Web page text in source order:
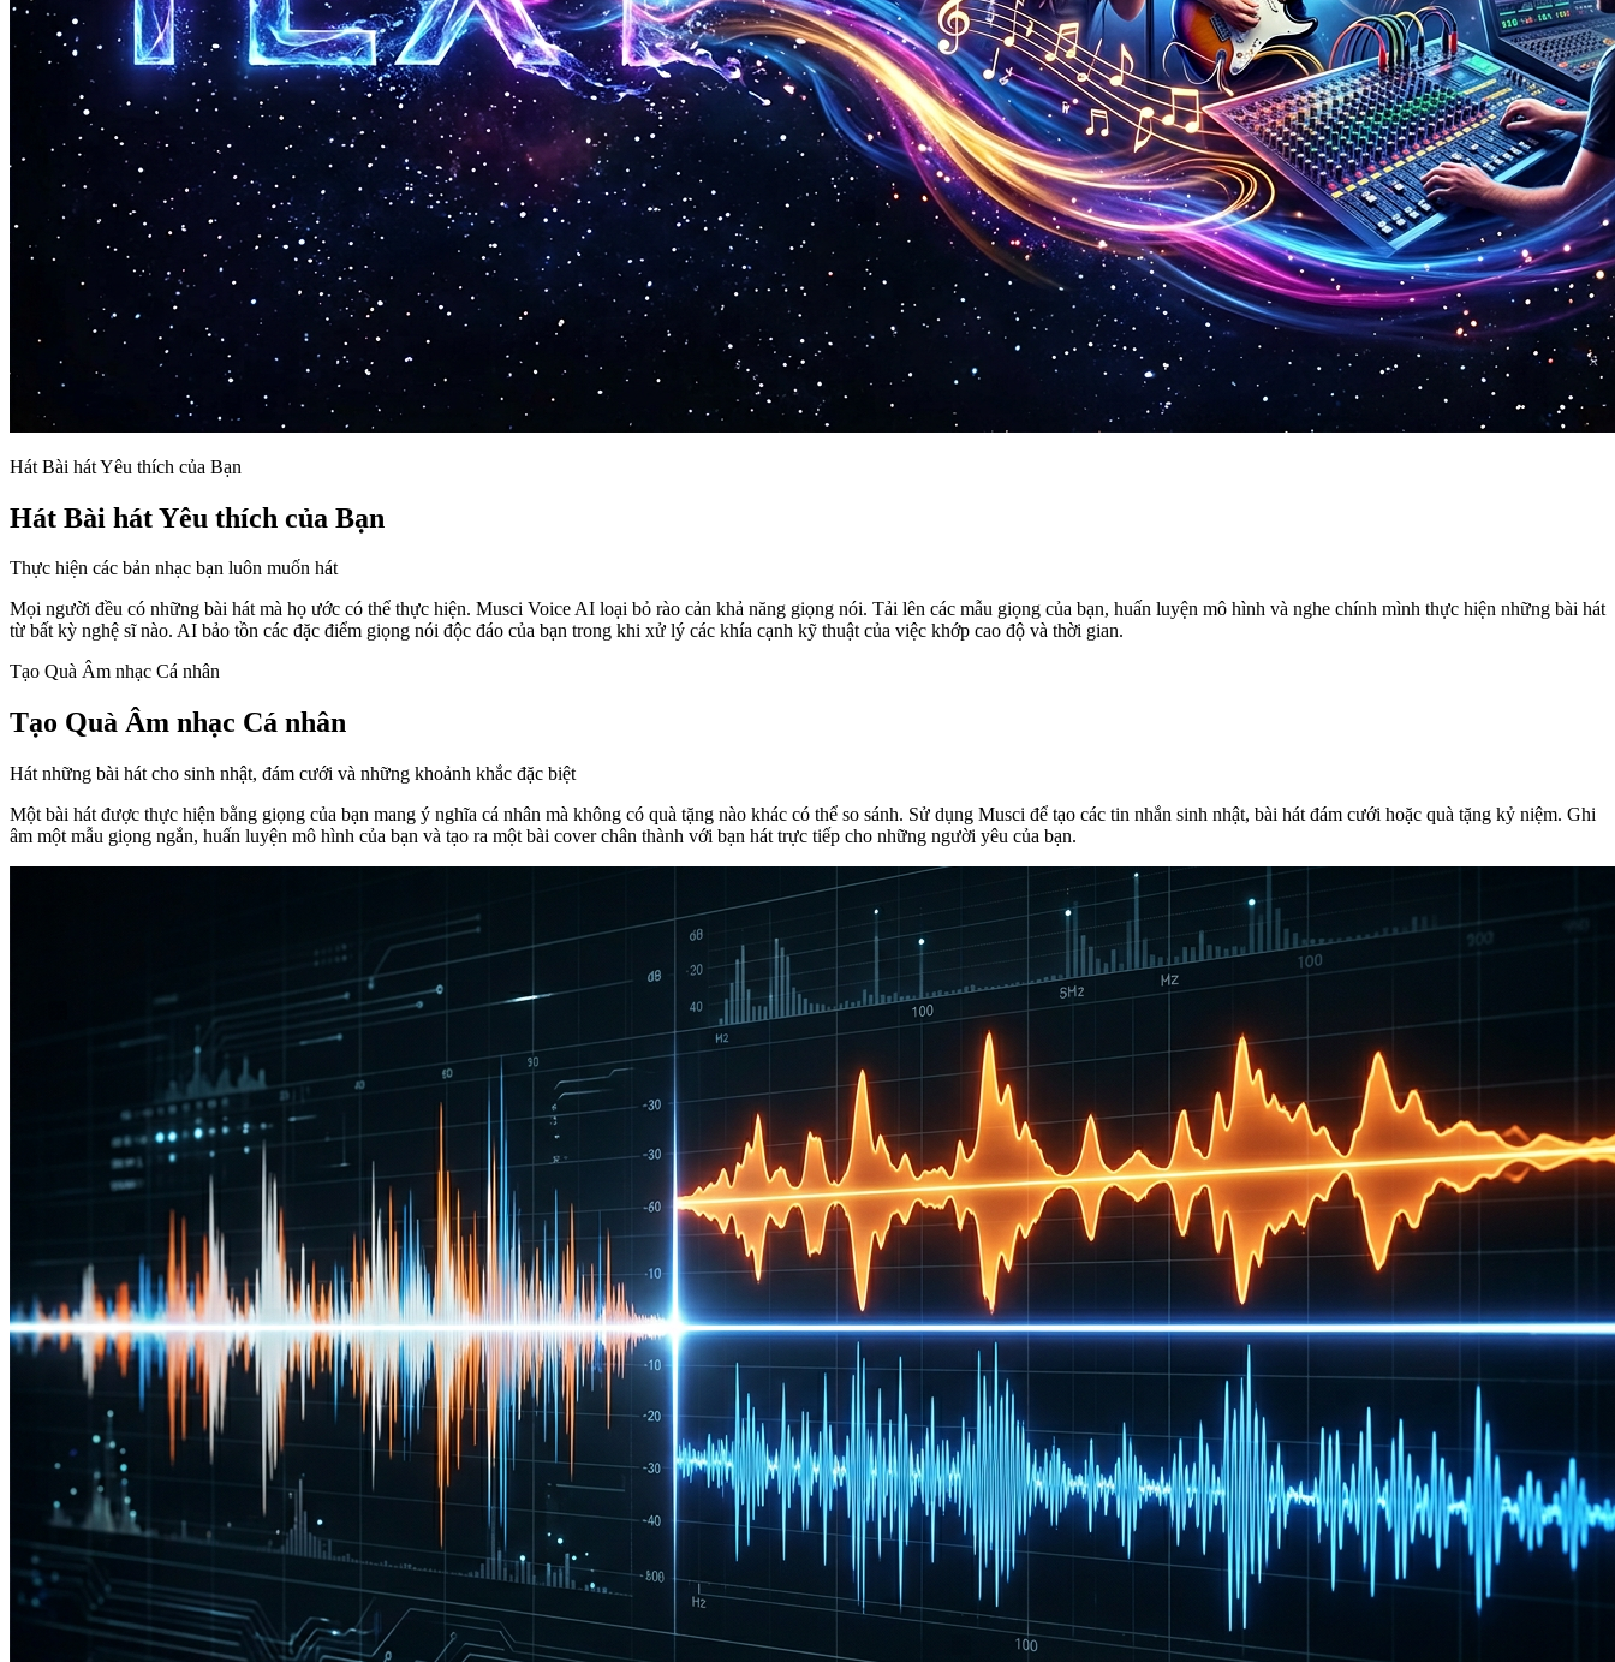
Hát Bài hát Yêu thích của Bạn
Hát Bài hát Yêu thích của Bạn
Thực hiện các bản nhạc bạn luôn muốn hát
Mọi người đều có những bài hát mà họ ước có thể thực hiện. Musci Voice AI loại bỏ rào cản khả năng giọng nói. Tải lên các mẫu giọng của bạn, huấn luyện mô hình và nghe chính mình thực hiện những bài hát
từ bất kỳ nghệ sĩ nào. AI bảo tồn các đặc điểm giọng nói độc đáo của bạn trong khi xử lý các khía cạnh kỹ thuật của việc khớp cao độ và thời gian.
Tạo Quà Âm nhạc Cá nhân
Tạo Quà Âm nhạc Cá nhân
Hát những bài hát cho sinh nhật, đám cưới và những khoảnh khắc đặc biệt
Một bài hát được thực hiện bằng giọng của bạn mang ý nghĩa cá nhân mà không có quà tặng nào khác có thể so sánh. Sử dụng Musci để tạo các tin nhắn sinh nhật, bài hát đám cưới hoặc quà tặng kỷ niệm. Ghi
âm một mẫu giọng ngắn, huấn luyện mô hình của bạn và tạo ra một bài cover chân thành với bạn hát trực tiếp cho những người yêu của bạn.